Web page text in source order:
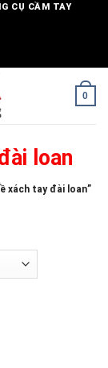
CỤ CẦM TAY
0
loan
xách tay đài loan”